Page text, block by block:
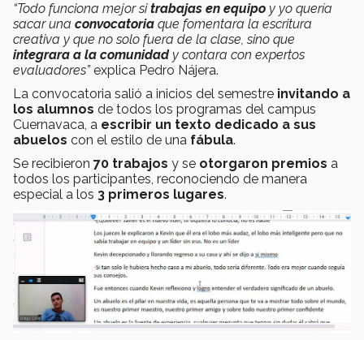
“Todo funciona mejor sitrabajas en equipo y yo quería
sacar una convocatoria que fomentara la escritura
creativa y que no solo fuera de la clase, sino que
integrara a la comunidady contara con expertos
evaluadores”explica Pedro Nájera.
La convocatoria salió a inicios del semestre invitando a
los alumnos de todos los programas del campus
Cuernavaca, a escribir un texto dedicado a sus
abuelos con el estilo de una fábula.
Se recibieron 70 trabajos y se otorgaron premios a
todos los participantes, reconociendo de manera
especial a los 3 primeros lugares.